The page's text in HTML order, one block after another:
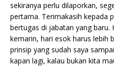
sekiranya perlu dilaporkan,
pertama. Terimakasih kepada
bertugas di jabatan yang baru.
kemarin, hari esok harus lebih
prinsip yang sudah saya
kapan lagi, kalau bukan kita